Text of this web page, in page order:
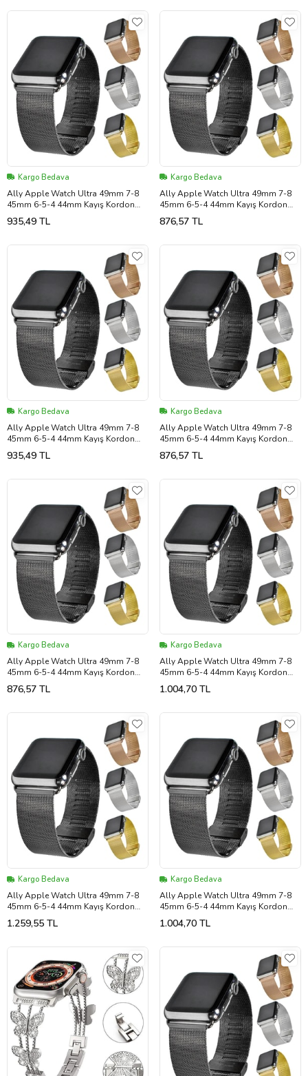
Kargo Bedava
Ally Apple Watch Ultra 49mm 7-8
45mm 6-5-4 44mm Kayış Kordon
Milano Metal Klasik 3 - GLST7758-
467
935,49 TL
Kargo Bedava
Ally Apple Watch Ultra 49mm 7-8
45mm 6-5-4 44mm Kayış Kordon
Milano Metal Klasik 3 - LOHO7758-
467 (Rose Gold Altın)
876,57 TL
Kargo Bedava
Ally Apple Watch Ultra 49mm 7-8
45mm 6-5-4 44mm Kayış Kordon
Milano Metal Klasik 3 - GLST7758-
467
935,49 TL
Kargo Bedava
Ally Apple Watch Ultra 49mm 7-8
45mm 6-5-4 44mm Kayış Kordon
Milano Metal Klasik 3 - LOHO7758-
467 (Gümüş)
876,57 TL
Kargo Bedava
Ally Apple Watch Ultra 49mm 7-8
45mm 6-5-4 44mm Kayış Kordon
Milano Metal Klasik 3 - LOHO7758-
467 ()
876,57 TL
Kargo Bedava
Ally Apple Watch Ultra 49mm 7-8
45mm 6-5-4 44mm Kayış Kordon
Milano Metal Klasik 3 - HEP-7758-
467
1.004,70 TL
Kargo Bedava
Ally Apple Watch Ultra 49mm 7-8
45mm 6-5-4 44mm Kayış Kordon
Milano Metal Klasik 3 - ETC7758-
4678 (Gümüş)
1.259,55 TL
Kargo Bedava
Ally Apple Watch Ultra 49mm 7-8
45mm 6-5-4 44mm Kayış Kordon
Milano Metal Klasik 3 - HEP-7758-
467
1.004,70 TL